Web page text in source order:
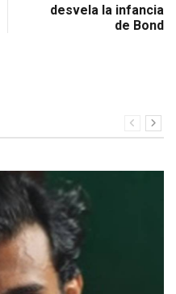
desvela la infancia
de Bond